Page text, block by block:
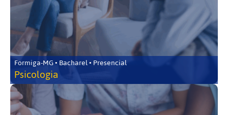
Formiga-MG • Bacharel • Presencial
Psicologia